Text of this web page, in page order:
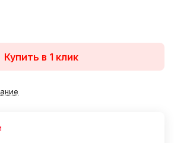
Купить в 1 клик